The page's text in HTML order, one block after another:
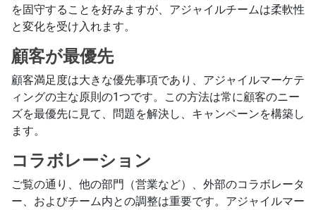
を固守することを好みますが、アジャイルチームは柔軟性
と変化を受け入れます。
顧客が最優先
顧客満足度は大きな優先事項であり、アジャイルマーケテ
ィングの主な原則の1つです。この方法は常に顧客のニー
ズを最優先に見て、問題を解決し、キャンペーンを構築し
ます。
コラボレーション
ご覧の通り、他の部門（営業など）、外部のコラボレータ
ー、およびチーム内との調整は重要です。アジャイルマー